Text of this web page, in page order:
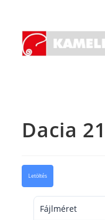
content
Dacia
Letöltés
Fájlméret